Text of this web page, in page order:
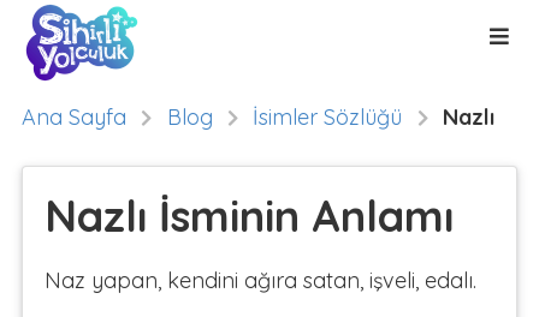
Ana Sayfa Blog İsimler Sözlüğü Nazlı
Nazlı İsminin Anlamı
Naz yapan, kendini ağıra satan, işveli, edalı.